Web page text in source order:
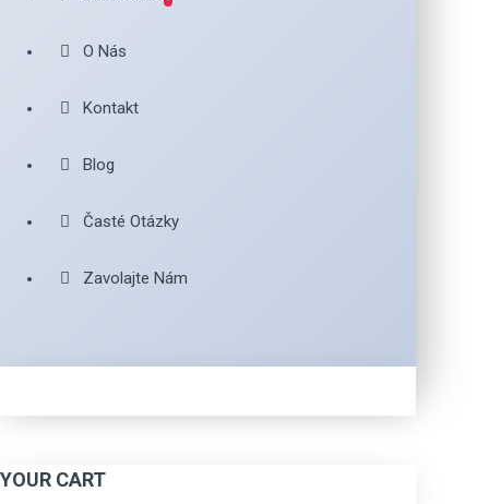
O Nás
Kontakt
Blog
Časté Otázky
Zavolajte Nám
YOUR CART